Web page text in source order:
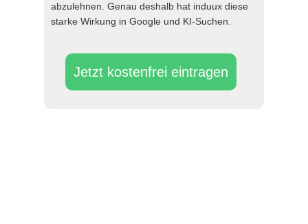
Jetzt kostenfrei eintragen
abzulehnen. Genau deshalb hat induux diese
starke Wirkung in Google und KI-Suchen.